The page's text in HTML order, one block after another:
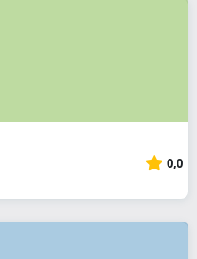
0,0